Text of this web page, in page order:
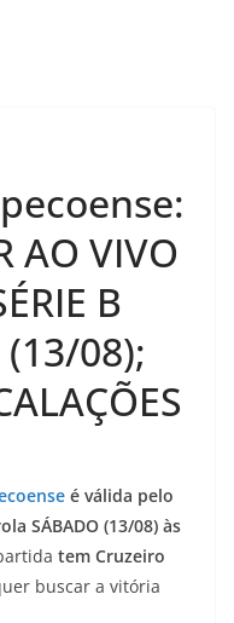
AO VIVO
B
(13/08);
é válida pelo
SÁBADO (13/08) às
tem Cruzeiro
buscar a vitória